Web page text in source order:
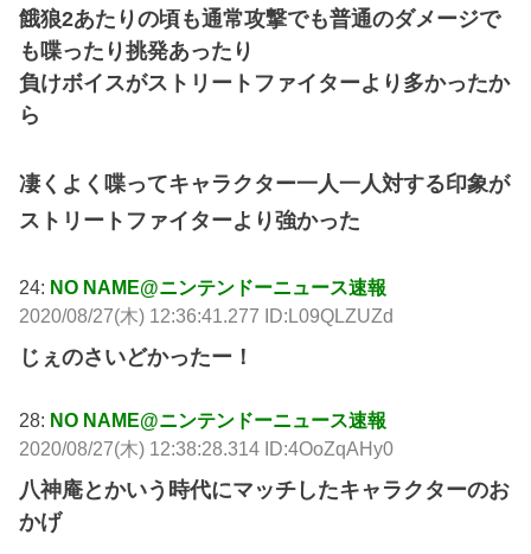
餓狼2あたりの頃も通常攻撃でも普通のダメージで
も喋ったり挑発あったり
負けボイスがストリートファイターより多かったか
ら
凄くよく喋ってキャラクター一人一人対する印象が
ストリートファイターより強かった
24: NO NAME@ニンテンドーニュース速報
2020/08/27(木) 12:36:41.277 ID:L09QLZUZd
じぇのさいどかったー！
28: NO NAME@ニンテンドーニュース速報
2020/08/27(木) 12:38:28.314 ID:4OoZqAHy0
八神庵とかいう時代にマッチしたキャラクターのお
かげ